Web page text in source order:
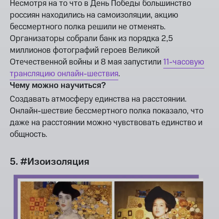
Несмотря на то что в День Победы большинство
россиян находились на самоизоляции, акцию
бессмертного полка решили не отменять.
Организаторы собрали банк из порядка 2,5
миллионов фотографий героев Великой
Отечественной войны и 8 мая запустили11-часовую
трансляцию онлайн-шествия.
Чему можно научиться?
Создавать атмосферу единства на расстоянии.
Онлайн-шествие бессмертного полка показало, что
даже на расстоянии можно чувствовать единство и
общность.
5. #Изоизоляция